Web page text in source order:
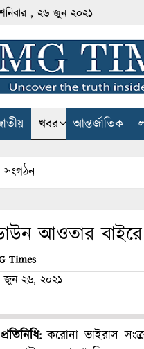
, ২৬ জুন ২০২১
খবর আন্তর্জাতিক
সংগঠন
আওতার বাইরে
Times
জুন ২৬, ২০২১
করোনা ভাইরাস